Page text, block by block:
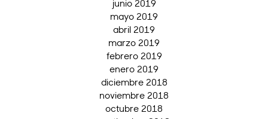
junio 2019
mayo 2019
abril 2019
marzo 2019
febrero 2019
enero 2019
diciembre 2018
noviembre 2018
octubre 2018